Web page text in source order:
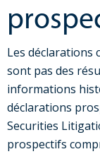
Les déclarations
sont pas des
informations
déclarations
Securities
prospectifs